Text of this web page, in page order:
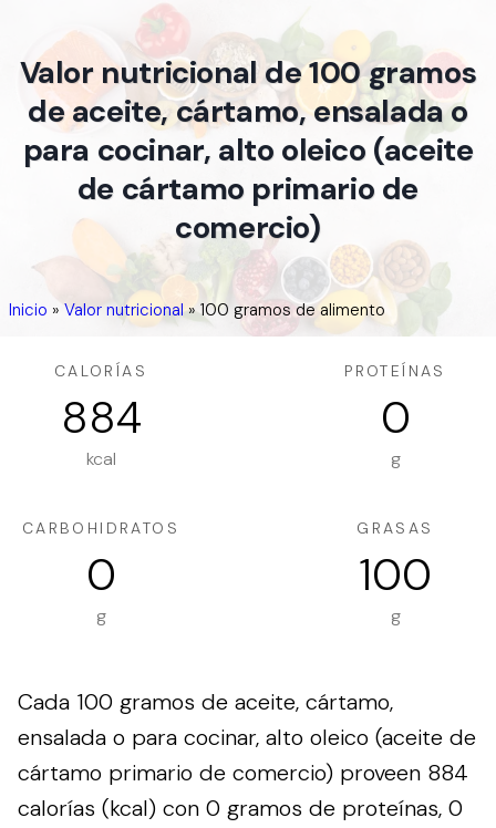
Valor nutricional de 100 gramos
de aceite, cártamo, ensalada o
para cocinar, alto oleico (aceite
de cártamo primario de
comercio)
Inicio » Valor nutricional»100 gramos de alimento
CALORÍAS
884
kcal
PROTEÍNAS
0
g
CARBOHIDRATOS
0
g
GRASAS
100
g
Cada 100 gramos de aceite, cártamo,
ensalada o para cocinar, alto oleico (aceite de
cártamo primario de comercio) proveen 884
calorías (kcal) con 0 gramos de proteínas, 0